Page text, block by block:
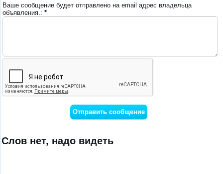
Ваше сообщение будет отправлено на email адрес владельца
объявления.: *
Слов нет, надо видеть